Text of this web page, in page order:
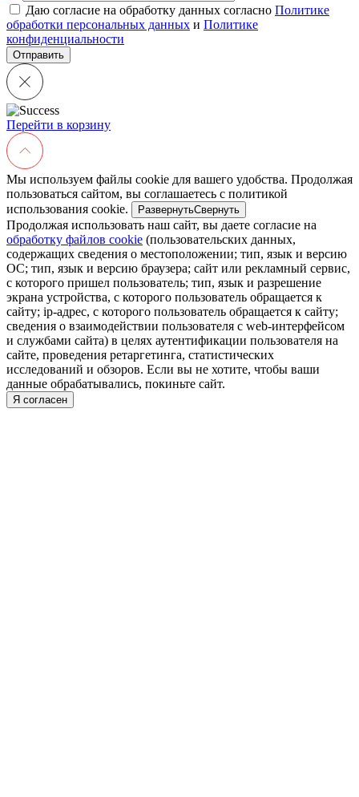
Даю согласие на обработку данных согласно Политике
обработки персональных данных и Политике
конфиденциальности
Перейти в корзину
Мы используем файлы cookie для вашего удобства. Продолжая
пользоваться сайтом, вы соглашаетесь с политикой
использования cookie.
РазвернутьСвернуть
Продолжая использовать наш сайт, вы даете согласие на
обработку файлов cookie (пользовательских данных,
содержащих сведения о местоположении; тип, язык и версию
ОС; тип, язык и версию браузера; сайт или рекламный сервис,
с которого пришел пользователь; тип, язык и разрешение
экрана устройства, с которого пользователь обращается к
сайту; ip-адрес, с которого пользователь обращается к сайту;
сведения о взаимодействии пользователя с web-интерфейсом
и службами сайта) в целях аутентификации пользователя на
сайте, проведения ретаргетинга, статистических
исследований и обзоров. Если вы не хотите, чтобы ваши
данные обрабатывались, покиньте сайт.
Я согласен